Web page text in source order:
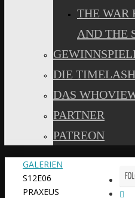
THE WAR
AND THE
DIE TIMELASH
DAS
PARTNER
PATREON
START
GALERIEN
S12E06
PRAXEUS